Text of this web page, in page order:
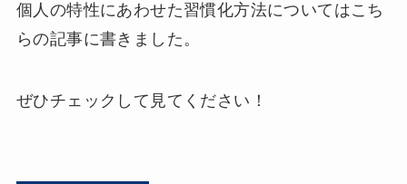
個人の特性にあわせた習慣化方法についてはこち
らの記事に書きました。
ぜひチェックして見てください！